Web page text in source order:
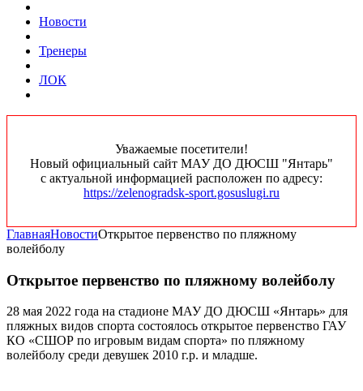
Новости
Тренеры
ЛОК
Уважаемые посетители!
Новый официальный сайт МАУ ДО ДЮСШ "Янтарь"
с актуальной информацией расположен по адресу:
https://zelenogradsk-sport.gosuslugi.ru
ГлавнаяНовостиОткрытое первенство по пляжному
волейболу
Открытое первенство по пляжному волейболу
28 мая 2022 года на стадионе МАУ ДО ДЮСШ «Янтарь» для
пляжных видов спорта состоялось открытое первенство ГАУ
КО «СШОР по игровым видам спорта» по пляжному
волейболу среди девушек 2010 г.р. и младше.